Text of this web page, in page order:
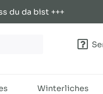
du da bist +++
Winterliches